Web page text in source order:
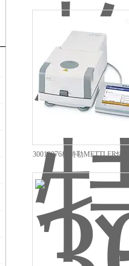
HE83/02现货批发
30019876梅特勒METTLER快
HS153经销价